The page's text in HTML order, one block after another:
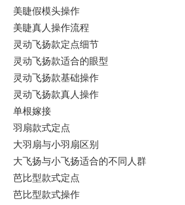
美睫假模头操作
美睫真人操作流程
灵动飞扬款定点细节
灵动飞扬款适合的眼型
灵动飞扬款基础操作
灵动飞扬款真人操作
单根嫁接
羽扇款式定点
大羽扇与小羽扇区别
大飞扬与小飞扬适合的不同人群
芭比型款式定点
芭比型款式操作